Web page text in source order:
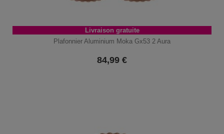
Livraison gratuite
Plafonnier Aluminium Moka Gx53 2 Aura
84,99 €